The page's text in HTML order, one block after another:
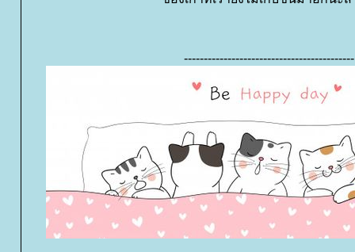
-------------------------------------------